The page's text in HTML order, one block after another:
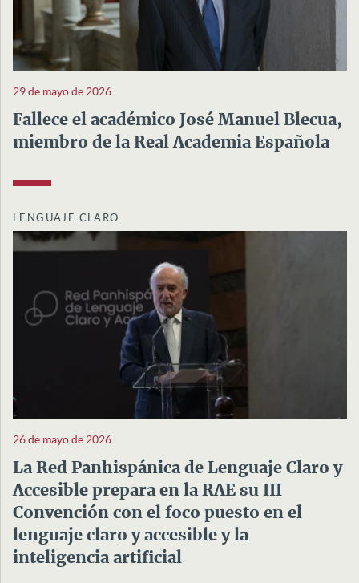
29 de mayo de 2026
Fallece el académico José Manuel Blecua,
miembro de la Real Academia Española
LENGUAJE CLARO
26 de mayo de 2026
La Red Panhispánica de Lenguaje Claro y
Accesible prepara en la RAE su III
Convención con el foco puesto en el
lenguaje claro y accesible y la
inteligencia artificial